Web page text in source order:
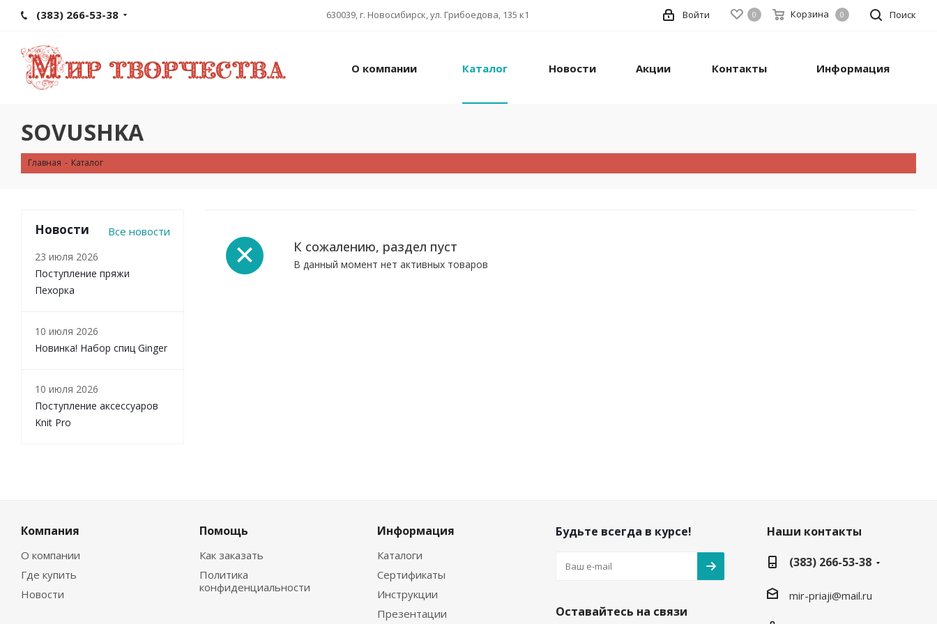
(383) 266-53-38 630039, г. Новосибирск, ул. Грибоедова, 135 к1 Поиск
0 Корзина 0
Войти
О компании Каталог Новости Акции Контакты Информация
SOVUSHKA
Главная - Каталог
К сожалению, раздел пуст
В данный момент нет активных товаров
Новости Все новости
23 июля 2026
Поступление пряжи
Пехорка
10 июля 2026
Новинка! Набор спиц Ginger
10 июля 2026
Поступление аксессуаров
Knit Pro
Компания
О компании
Где купить
Новости
Помощь
Как заказать
Политика
конфиденциальности
Информация
Каталоги
Сертификаты
Инструкции
Презентации
Будьте всегда в курсе!
Оставайтесь на связи
Наши контакты
(383) 266-53-38
mir-priaji@mail.ru